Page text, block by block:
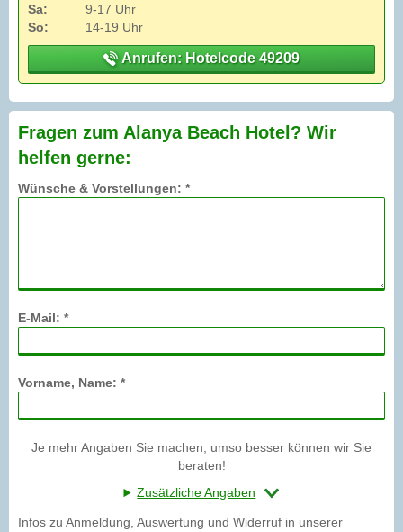
Sa:
9-17 Uhr
So:
14-19 Uhr
Anrufen: Hotelcode 49209
Fragen zum Alanya Beach Hotel? Wir
helfen gerne:
Wünsche & Vorstellungen: *
E-Mail: *
Vorname, Name: *
Je mehr Angaben Sie machen, umso besser können wir Sie
beraten!
Zusätzliche Angaben
Infos zu Anmeldung, Auswertung und Widerruf in unserer